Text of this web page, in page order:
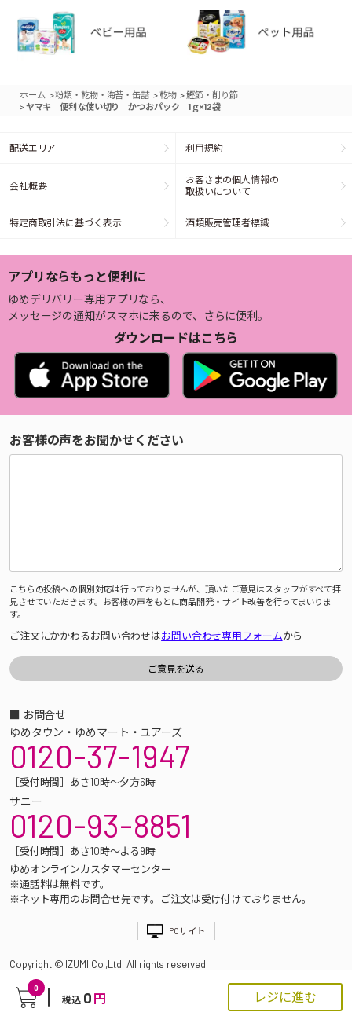
0
税込 0 円 レジに進む
ホーム >粉類・乾物・海苔・缶詰 >乾物 >鰹節・削り節
>ヤマキ 便利な使い切り かつおパック 1ｇ×12袋
配送エリア 利用規約
会社概要
お客さまの個人情報の
取扱いについて
特定商取引法に基づく表示 酒類販売管理者標識
アプリならもっと便利に
ゆめデリバリー専用アプリなら、
メッセージの通知がスマホに来るので、さらに便利。
ダウンロードはこちら
お客様の声をお聞かせください
こちらの投稿への個別対応は行っておりませんが、頂いたご意見はスタッフがすべて拝
見させていただきます。お客様の声をもとに商品開発・サイト改善を行ってまいりま
す。
ご注文にかかわるお問い合わせはお問い合わせ専用フォームから
■ お問合せ
ゆめタウン・ゆめマート・ユアーズ
0120-37-1947
［受付時間］あさ10時～夕方6時
サニー
0120-93-8851
［受付時間］あさ10時～よる9時
ゆめオンラインカスタマーセンター
※通話料は無料です。
※ネット専用のお問合せ先です。ご注文は受け付けておりません。
PCサイト
Copyright © IZUMI Co.,Ltd. All rights reserved.